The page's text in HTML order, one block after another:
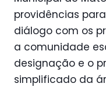
providências
diálogo com os
a comunidade
designação e o
simplificado da